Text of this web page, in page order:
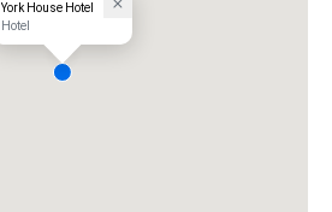
York House Hotel
Hotel